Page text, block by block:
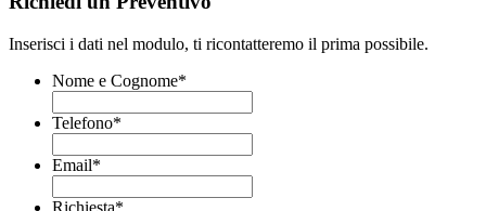
Inserisci i dati nel modulo, ti ricontatteremo il prima possibile.
Nome e Cognome*
Telefono*
Email*
Richiesta*